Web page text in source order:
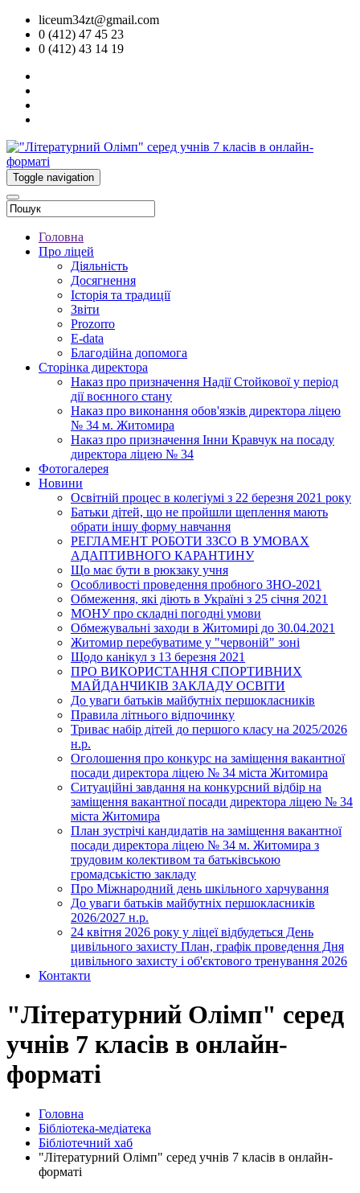
liceum34zt@gmail.com
0 (412) 47 45 23
0 (412) 43 14 19
Toggle navigation
Головна
Про ліцей
Діяльність
Досягнення
Історія та традиції
Звіти
Prozorro
E-data
Благодійна допомога
Сторінка директора
Наказ про призначення Надії Стойкової у період
дії воєнного стану
Наказ про виконання обов'язків директора ліцею
№ 34 м. Житомира
Наказ про призначення Інни Кравчук на посаду
директора ліцею № 34
Фотогалерея
Новини
Освітній процес в колегіумі з 22 березня 2021 року
Батьки дітей, що не пройшли щеплення мають
обрати іншу форму навчання
РЕГЛАМЕНТ РОБОТИ ЗЗСО В УМОВАХ
АДАПТИВНОГО КАРАНТИНУ
Що має бути в рюкзаку учня
Особливості проведення пробного ЗНО-2021
Обмеження, які діють в Україні з 25 січня 2021
МОНУ про складні погодні умови
Обмежувальні заходи в Житомирі до 30.04.2021
Житомир перебуватиме у "червоній" зоні
Щодо канікул з 13 березня 2021
ПРО ВИКОРИСТАННЯ СПОРТИВНИХ
МАЙДАНЧИКІВ ЗАКЛАДУ ОСВІТИ
До уваги батьків майбутніх першокласників
Правила літнього відпочинку
Триває набір дітей до першого класу на 2025/2026
н.р.
Оголошення про конкурс на заміщення вакантної
посади директора ліцею № 34 міста Житомира
Ситуаційні завдання на конкурсний відбір на
заміщення вакантної посади директора ліцею № 34
міста Житомира
План зустрічі кандидатів на заміщення вакантної
посади директора ліцею № 34 м. Житомира з
трудовим колективом та батьківською
громадськістю закладу
Про Міжнародний день шкільного харчування
До уваги батьків майбутніх першокласників
2026/2027 н.р.
24 квітня 2026 року у ліцеї відбудеться День
цивільного захисту План, графік проведення Дня
цивільного захисту і об'єктового тренування 2026
Контакти
"Літературний Олімп" серед
учнів 7 класів в онлайн-
форматі
Головна
Бібліотека-медіатека
Бібліотечний хаб
"Літературний Олімп" серед учнів 7 класів в онлайн-
форматі